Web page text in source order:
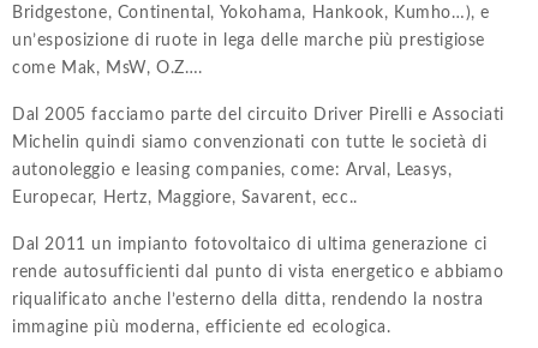
Bridgestone, Continental, Yokohama, Hankook, Kumho…), e
un’esposizione di ruote in lega delle marche più prestigiose
come Mak, MsW, O.Z….
Dal 2005 facciamo parte del circuito Driver Pirelli e Associati
Michelin quindi siamo convenzionati con tutte le società di
autonoleggio e leasing companies, come: Arval, Leasys,
Europecar, Hertz, Maggiore, Savarent, ecc..
Dal 2011 un impianto fotovoltaico di ultima generazione ci
rende autosufficienti dal punto di vista energetico e abbiamo
riqualificato anche l’esterno della ditta, rendendo la nostra
immagine più moderna, efficiente ed ecologica.